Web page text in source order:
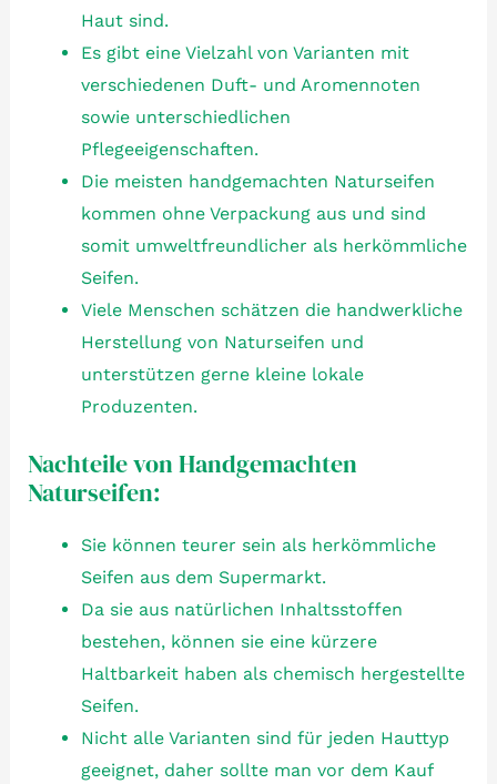
Haut sind.
Es gibt eine Vielzahl von Varianten mit
verschiedenen Duft- und Aromennoten
sowie unterschiedlichen
Pflegeeigenschaften.
Die meisten handgemachten Naturseifen
kommen ohne Verpackung aus und sind
somit umweltfreundlicher als herkömmliche
Seifen.
Viele Menschen schätzen die handwerkliche
Herstellung von Naturseifen und
unterstützen gerne kleine lokale
Produzenten.
Nachteile von Handgemachten
Naturseifen:
Sie können teurer sein als herkömmliche
Seifen aus dem Supermarkt.
Da sie aus natürlichen Inhaltsstoffen
bestehen, können sie eine kürzere
Haltbarkeit haben als chemisch hergestellte
Seifen.
Nicht alle Varianten sind für jeden Hauttyp
geeignet, daher sollte man vor dem Kauf